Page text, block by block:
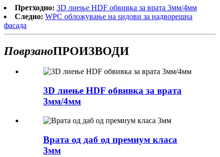
Претходно: 3D лиење HDF обвивка за врата 3мм/4мм
Следно: WPC обложување на ѕидови за надворешна
фасада
ПоврзаноПРОИЗВОДИ
3D лиење HDF обвивка за врата
3мм/4мм
Врата од даб од премиум класа
3мм